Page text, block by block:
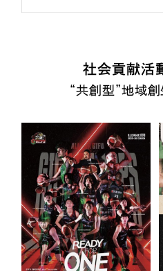
社会貢献活
“共創型”地域創